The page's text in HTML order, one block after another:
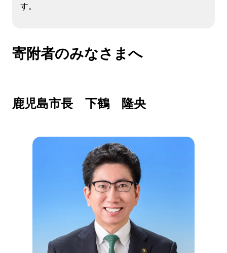
す。
寄附者のみなさまへ
鹿児島市長 下鶴 隆央